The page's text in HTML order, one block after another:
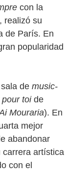
con la
realizó su
de París. En
popularidad
de music-
toide
Mouraria). En
mejor
abandonar
carrera artística
con el